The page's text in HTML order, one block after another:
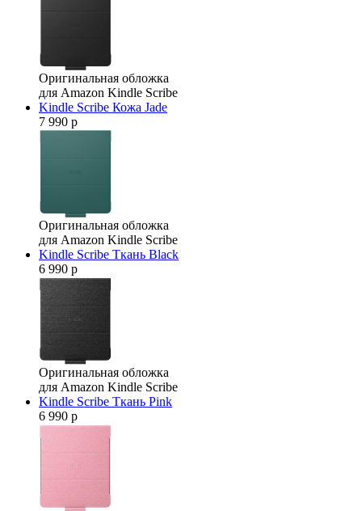
Оригинальная обложка
для Amazon Kindle Scribe
Kindle Scribe Кожа Jade
7 990 р
Оригинальная обложка
для Amazon Kindle Scribe
Kindle Scribe Ткань Black
6 990 р
Оригинальная обложка
для Amazon Kindle Scribe
Kindle Scribe Ткань Pink
6 990 р